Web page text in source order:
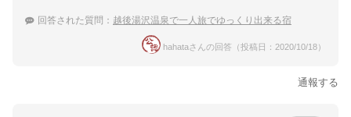
回答された質問： 越後湯沢温泉で一人旅でゆっくり出来る宿
hahataさんの回答（投稿日：2020/10/18）
通報する